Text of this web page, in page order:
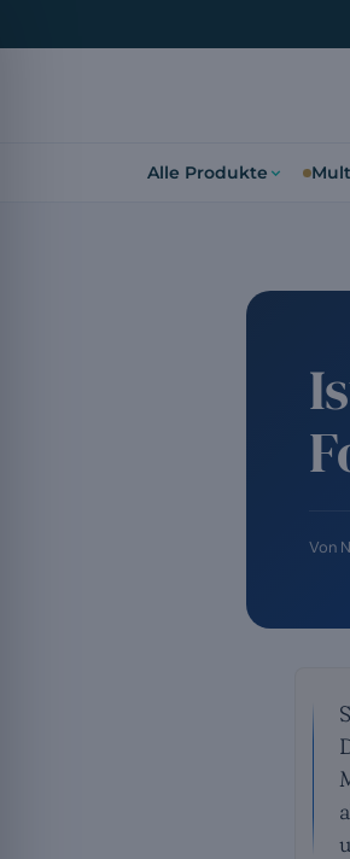
Alle Produkte
Von